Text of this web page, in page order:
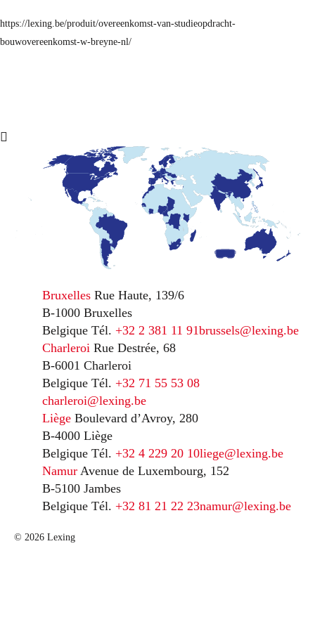
https://lexing.be/produit/overeenkomst-van-studieopdracht-
bouwovereenkomst-w-breyne-nl/
Bruxelles Rue Haute, 139/6
B-1000 Bruxelles
Belgique Tél. +32 2 381 11 91brussels@lexing.be
Charleroi Rue Destrée, 68
B-6001 Charleroi
Belgique Tél. +32 71 55 53 08
charleroi@lexing.be
Liège Boulevard d’Avroy, 280
B-4000 Liège
Belgique Tél. +32 4 229 20 10liege@lexing.be
Namur Avenue de Luxembourg, 152
B-5100 Jambes
Belgique Tél. +32 81 21 22 23namur@lexing.be
© 2026 Lexing